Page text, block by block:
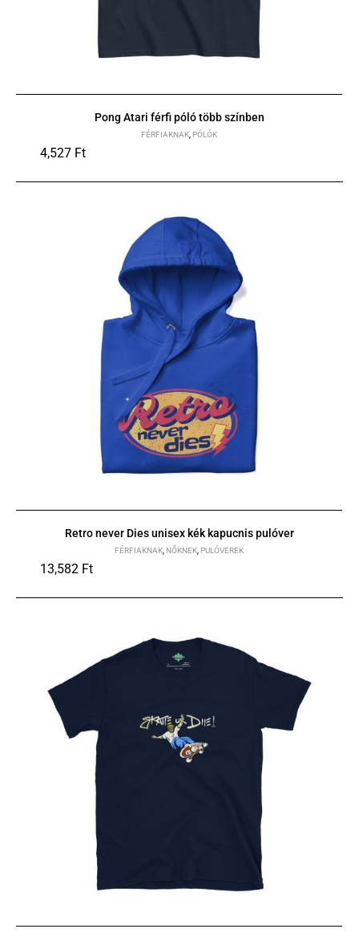
Pong Atari férfi póló több színben
FÉRFIAKNAK PÓLÓK
4,527 Ft
Retro never Dies unisex kék kapucnis pulóver
FÉRFIAKNAK NŐKNEK PULÓVEREK
13,582 Ft